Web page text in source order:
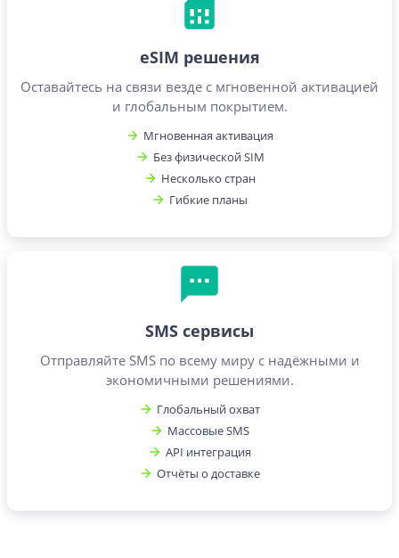
eSIM решения
Оставайтесь на связи везде с мгновенной активацией
и глобальным покрытием.
Мгновенная активация
Без физической SIM
Несколько стран
Гибкие планы
SMS сервисы
Отправляйте SMS по всему миру с надёжными и
экономичными решениями.
Глобальный охват
Массовые SMS
API интеграция
Отчёты о доставке